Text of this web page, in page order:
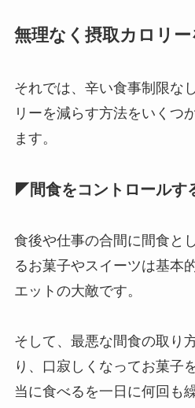
無理なく摂取カロリ
それでは、辛い食事制限な
リーを減らす方法をいくつ
ます。
◤間食をコントロールす
食後や仕事の合間に間食と
るお菓子やスイーツは基本
エットの大敵です。
そして、最悪な間食の取り
り、口寂しくなってお菓子
当に食べるを一日に何回も